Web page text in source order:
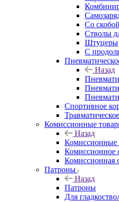
Со
Стволы
Штуцеры
С
Назад
Спортивное
Комиссионные
Назад
Комиссионные
Комиссионное
Комиссионная
Патроны
Назад
Патроны
Для